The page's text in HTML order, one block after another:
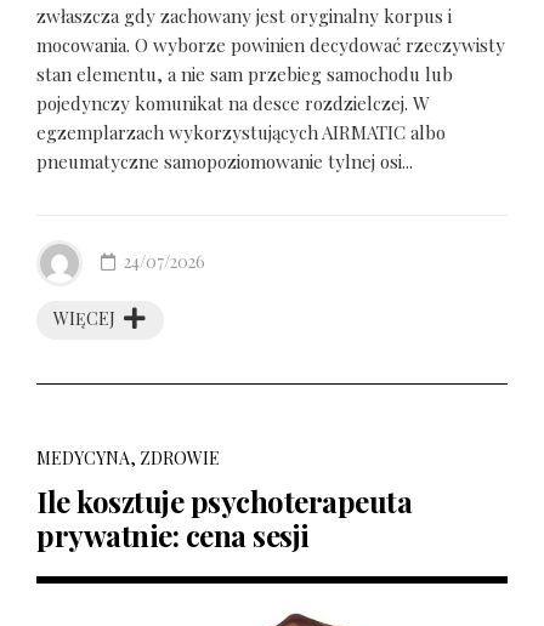
zwłaszcza gdy zachowany jest oryginalny korpus i
mocowania. O wyborze powinien decydować rzeczywisty
stan elementu, a nie sam przebieg samochodu lub
pojedynczy komunikat na desce rozdzielczej. W
egzemplarzach wykorzystujących AIRMATIC albo
pneumatyczne samopoziomowanie tylnej osi...
WIĘCEJ
24/07/2026
MEDYCYNA, ZDROWIE
Ile kosztuje psychoterapeuta
prywatnie: cena sesji